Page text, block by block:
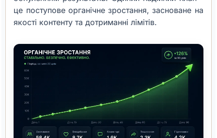
це поступове органічне зростання, засноване на
якості контенту та дотриманні лімітів.